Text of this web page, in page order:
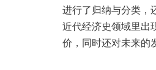
进行了归纳与分类，
近代经济史领域里出
价，同时还对未来的